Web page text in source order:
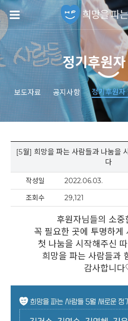
정기후원
보도자료 공지사항 정기후원자
[5월] 희망을 파는 사람들과 나눔을
다
작성일
2022.06.03.
조회수
29,121
후원자님들의 소중
꼭 필요한 곳에 투명하게
첫 나눔을 시작해주신
희망을 파는 사람들과
감사합니